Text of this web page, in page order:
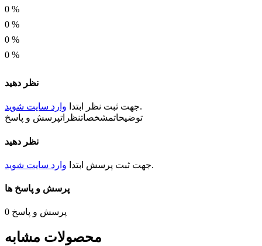
قطر شفت
CW/CCW
نوع فلنچ
دایره ای
شرایط کاری
0 %
0 %
0 %
0 %
نظر دهید
جهت ثبت نظر ابتدا وارد سایت شوید
.
توضیحاتمشخصاتنظراتپرسش و پاسخ
نظر دهید
جهت ثبت پرسش ابتدا وارد سایت شوید .
پرسش و پاسخ ها
0 پرسش و پاسخ
محصولات مشابه